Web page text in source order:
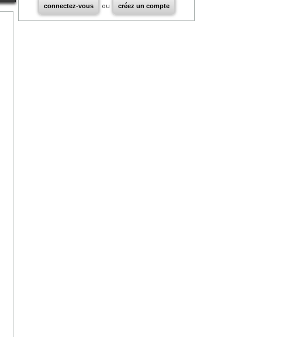
connectez-vous ou créez un compte